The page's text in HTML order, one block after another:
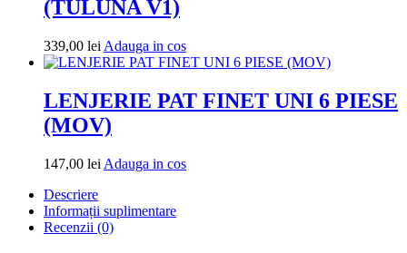
la
(TULUNA V1)
339,00 lei Adauga in cosAdauga
in
LENJERIE PAT FINET UNI 6 PIESE
(MOV)
147,00 lei Adauga in cosAdauga
Descriere
Informații suplimentare
Recenzii (0)